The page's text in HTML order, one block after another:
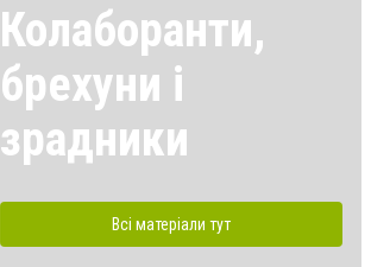
Колаборанти,
брехуни і
зрадники
Всі матеріали тут